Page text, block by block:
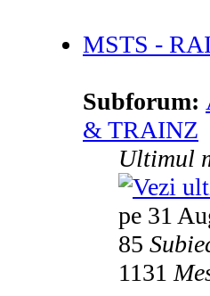
MSTS -
Subforum:
& TRAINZ
Ultimul
pe 31
85
1131